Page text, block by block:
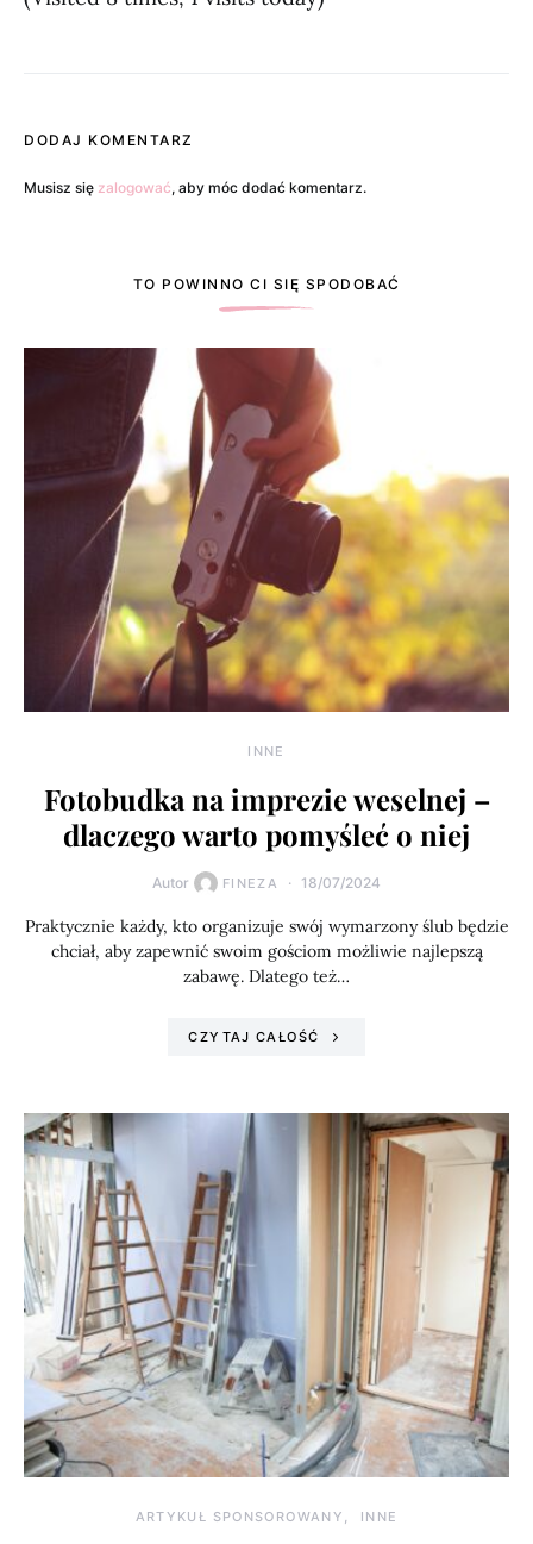
DODAJ KOMENTARZ
Musisz się zalogować, aby móc dodać komentarz.
TO POWINNO CI SIĘ SPODOBAĆ
INNE
Fotobudka na imprezie weselnej –
dlaczego warto pomyśleć o niej
Autor FINEZA 18/07/2024
Praktycznie każdy, kto organizuje swój wymarzony ślub będzie
chciał, aby zapewnić swoim gościom możliwie najlepszą
zabawę. Dlatego też…
CZYTAJ CAŁOŚĆ
ARTYKUŁ SPONSOROWANY INNE